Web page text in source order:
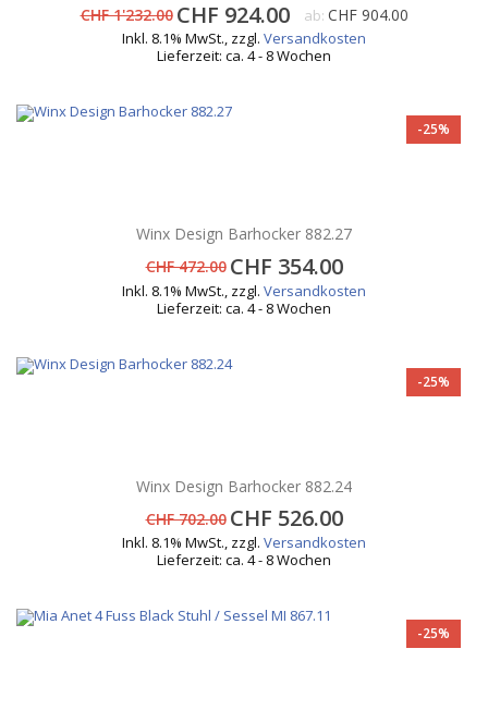
CHF 1'232.00 CHF 924.00 ab: CHF 904.00
Inkl. 8.1% MwSt., zzgl. Versandkosten
Lieferzeit: ca. 4 - 8 Wochen
-25%
Winx Design Barhocker 882.27
CHF 472.00 CHF 354.00
Inkl. 8.1% MwSt. zzgl. Versandkosten
Lieferzeit: ca. 4 - 8 Wochen
-25%
Winx Design Barhocker 882.24
CHF 702.00 CHF 526.00
Inkl. 8.1% MwSt. zzgl. Versandkosten
Lieferzeit: ca. 4 - 8 Wochen
-25%